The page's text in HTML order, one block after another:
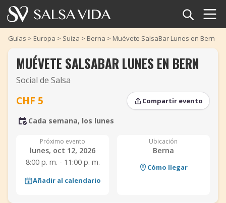
Inicio
Eventos
Noticias
Glosario
Tienda
Guías > Europa > Suiza > Berna > Muévete SalsaBar Lunes en Bern
‹
›
‹
MUÉVETE SALSABAR LUNES EN BERN
Social de Salsa
CHF 5 Compartir evento
Cada semana, los lunes
Próximo evento
lunes, oct 12, 2026
8:00 p. m. - 11:00 p. m.
Añadir al calendario
Ubicación
Berna
Cómo llegar